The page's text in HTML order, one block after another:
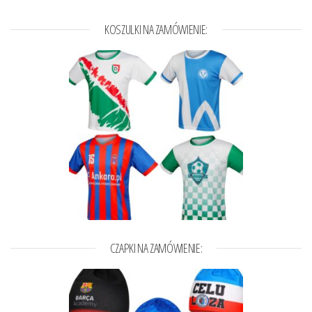
KOSZULKI NA ZAMÓWIENIE:
CZAPKI NA ZAMÓWIENIE: